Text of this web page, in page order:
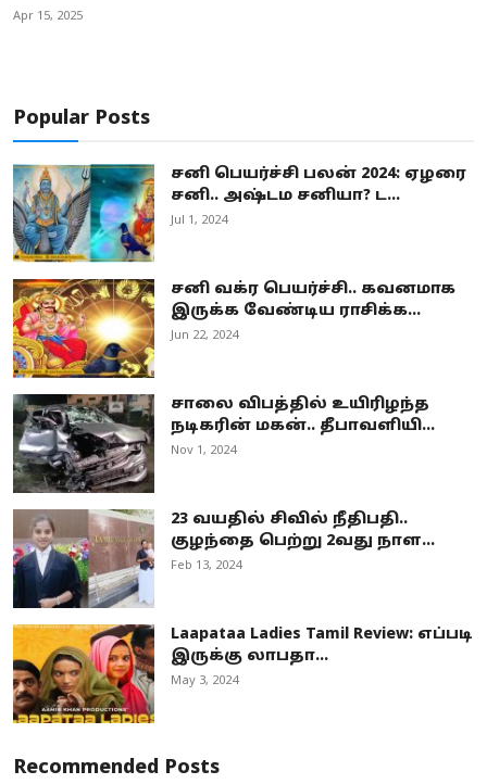
Apr 15, 2025
Popular Posts
சனி பெயர்ச்சி பலன் 2024: ஏழரை
சனி.. அஷ்டம சனியா? ட...
Jul 1, 2024
சனி வக்ர பெயர்ச்சி.. கவனமாக
இருக்க வேண்டிய ராசிக்க...
Jun 22, 2024
சாலை விபத்தில் உயிரிழந்த
நடிகரின் மகன்.. தீபாவளியி...
Nov 1, 2024
23 வயதில் சிவில் நீதிபதி..
குழந்தை பெற்று 2வது நாள...
Feb 13, 2024
Laapataa Ladies Tamil Review: எப்படி
இருக்கு லாபதா...
May 3, 2024
Recommended Posts